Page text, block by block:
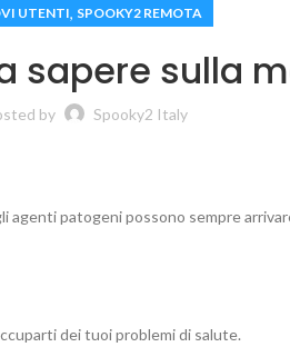
UTENTI, SPOOKY2 REMOTA
sapere sulla
by Spooky2 Italy
agenti patogeni possono sempre
dei tuoi problemi di salute.